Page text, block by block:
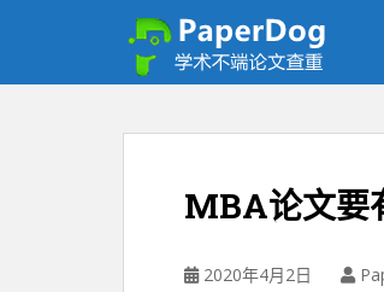
MBA论文要
2020年4月2日